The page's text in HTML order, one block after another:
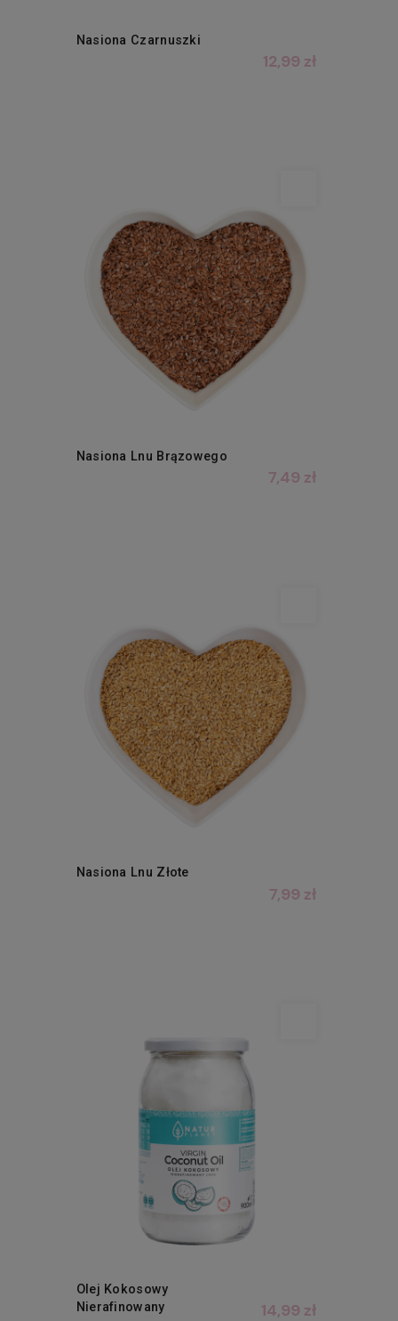
Nasiona Czarnuszki
12,99 zł
Nasiona Lnu Brązowego
7,49 zł
Nasiona Lnu Złote
7,99 zł
Olej Kokosowy
Nierafinowany
14,99 zł